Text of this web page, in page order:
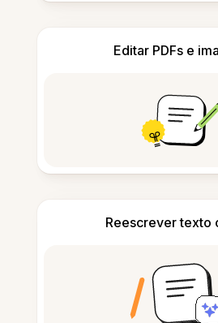
Editar PDFs e
Reescrever texto